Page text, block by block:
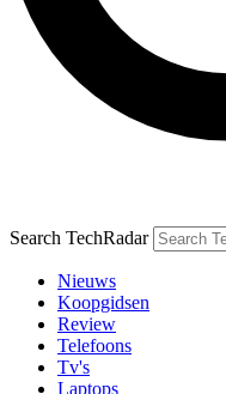
Search TechRadar
Nieuws
Koopgidsen
Review
Telefoons
Tv's
Laptops